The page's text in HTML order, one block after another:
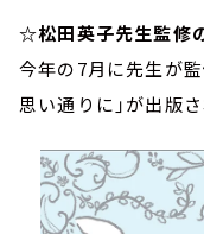
☆松田英子先生監修
今年の7月に先生が
思い通りに」が出版